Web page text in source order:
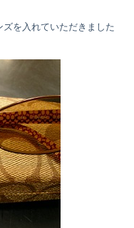
を入れていただきました